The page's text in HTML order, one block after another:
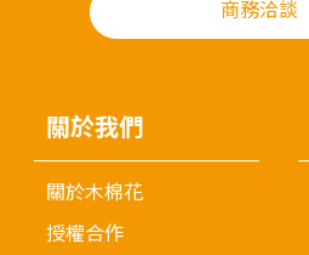
商務洽談
關於我們
關於木棉花
授權合作